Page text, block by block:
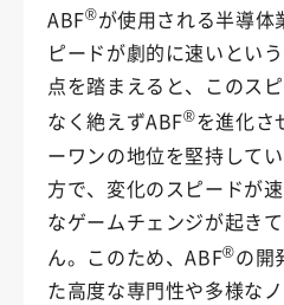
ABF®が使用される半導体
ピードが劇的に速いとい
点を踏まえると、このス
なく絶えずABF®を進化さ
ーワンの地位を堅持して
方で、変化のスピードが
なゲームチェンジが起き
ん。このため、ABF®の開
た高度な専門性や多様な